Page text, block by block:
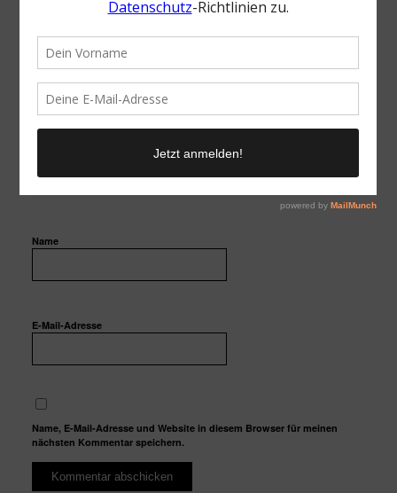
Feel free to contribute!
Name
E-Mail-Adresse
Name, E-Mail-Adresse und Website in diesem Browser für meinen
nächsten Kommentar speichern.